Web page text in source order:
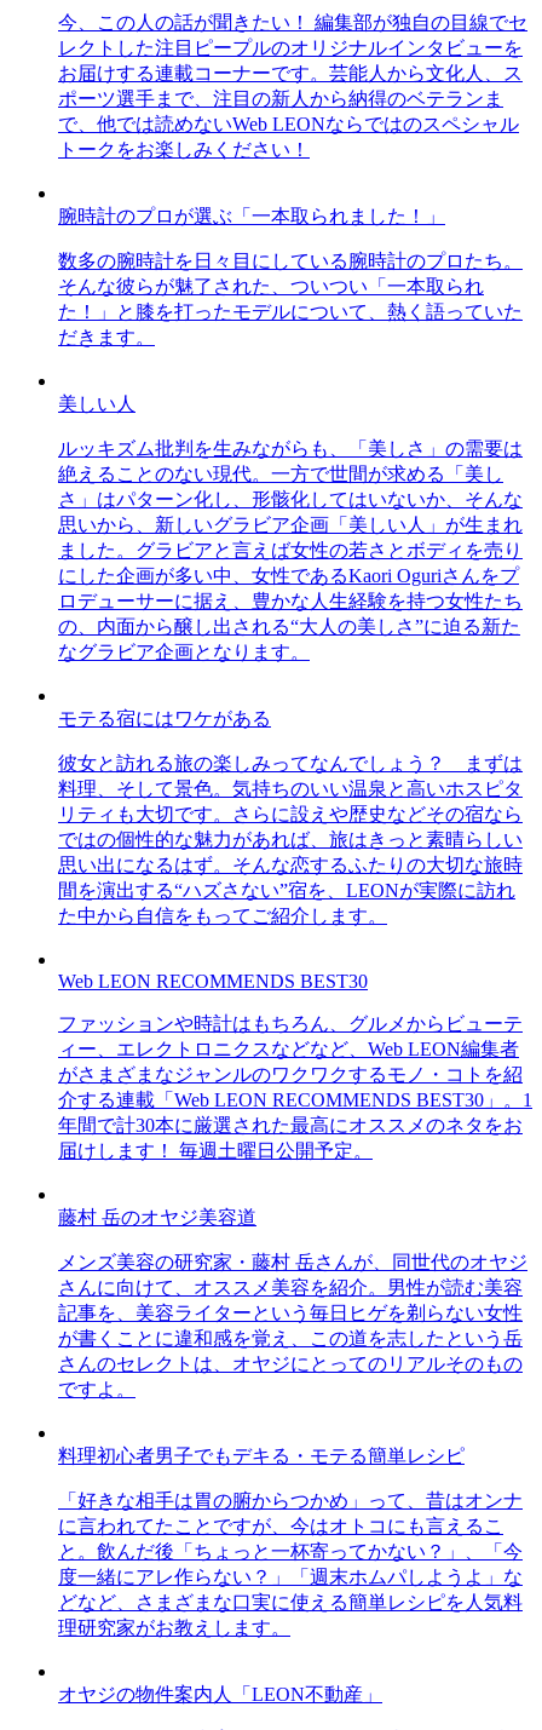
今、この人の話が聞きたい！ 編集部が独自の目線でセ
レクトした注目ピープルのオリジナルインタビューを
お届けする連載コーナーです。芸能人から文化人、ス
ポーツ選手まで、注目の新人から納得のベテランま
で、他では読めないWeb LEONならではのスペシャル
トークをお楽しみください！
腕時計のプロが選ぶ「一本取られました！」
数多の腕時計を日々目にしている腕時計のプロたち。
そんな彼らが魅了された、ついつい「一本取られ
た！」と膝を打ったモデルについて、熱く語っていた
だきます。
美しい人
ルッキズム批判を生みながらも、「美しさ」の需要は
絶えることのない現代。一方で世間が求める「美し
さ」はパターン化し、形骸化してはいないか、そんな
思いから、新しいグラビア企画「美しい人」が生まれ
ました。グラビアと言えば女性の若さとボディを売り
にした企画が多い中、女性であるKaori Oguriさんをプ
ロデューサーに据え、豊かな人生経験を持つ女性たち
の、内面から醸し出される“大人の美しさ”に迫る新た
なグラビア企画となります。
モテる宿にはワケがある
彼女と訪れる旅の楽しみってなんでしょう？ まずは
料理、そして景色。気持ちのいい温泉と高いホスピタ
リティも大切です。さらに設えや歴史などその宿なら
ではの個性的な魅力があれば、旅はきっと素晴らしい
思い出になるはず。そんな恋するふたりの大切な旅時
間を演出する“ハズさない”宿を、LEONが実際に訪れ
た中から自信をもってご紹介します。
Web LEON RECOMMENDS BEST30
ファッションや時計はもちろん、グルメからビューテ
ィー、エレクトロニクスなどなど、Web LEON編集者
がさまざまなジャンルのワクワクするモノ・コトを紹
介する連載「Web LEON RECOMMENDS BEST30」。1
年間で計30本に厳選された最高にオススメのネタをお
届けします！ 毎週土曜日公開予定。
藤村 岳のオヤジ美容道
メンズ美容の研究家・藤村 岳さんが、同世代のオヤジ
さんに向けて、オススメ美容を紹介。男性が読む美容
記事を、美容ライターという毎日ヒゲを剃らない女性
が書くことに違和感を覚え、この道を志したという岳
さんのセレクトは、オヤジにとってのリアルそのもの
ですよ。
料理初心者男子でもデキる・モテる簡単レシピ
「好きな相手は胃の腑からつかめ」って、昔はオンナ
に言われてたことですが、今はオトコにも言えるこ
と。飲んだ後「ちょっと一杯寄ってかない？」、「今
度一緒にアレ作らない？」「週末ホムパしようよ」な
どなど、さまざまな口実に使える簡単レシピを人気料
理研究家がお教えします。
オヤジの物件案内人「LEON不動産」